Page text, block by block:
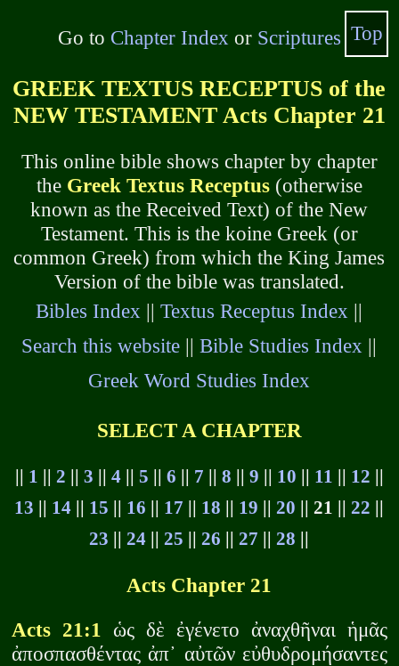
Go to Chapter Index or Scriptures
GREEK TEXTUS RECEPTUS of the
NEW TESTAMENT Acts Chapter 21
This online bible shows chapter by chapter
the Greek Textus Receptus(otherwise
known as the Received Text) of the New
Testament. This is the koine Greek (or
common Greek) from which the King James
Version of the bible was translated.
Bibles Index ||Textus Receptus Index ||
Search this website ||Bible Studies Index ||
Greek Word Studies Index
SELECT A CHAPTER
|| 1 || 2 || 3 || 4|| 5 || 6 || 7 || 8 || 9 || 10 || 11 || 12 ||
13 || 14 || 15 || 16 || 17 || 18 || 19 ||20 || 21 ||22 ||
23 ||24 ||25 ||26 ||27 ||28 ||
Acts Chapter 21
Acts 21:1 ὡς δὲ ἐγένετο ἀναχθῆναι ἡμᾶς
ἀποσπασθέντας ἀπ᾽ αὐτῶν εὐθυδρομήσαντες
Top